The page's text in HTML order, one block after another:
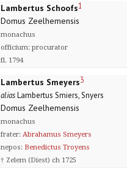
Lambertus Schoofs1
Domus Zeelhemensis
monachus
officium: procurator
fl. 1794
Lambertus Smeyers3
aliasLambertus Smiers, Snyers
Domus Zeelhemensis
monachus
frater: Abrahamus Smeyers
nepos: Benedictus Troyens
† Zelem (Diest) ch 1725